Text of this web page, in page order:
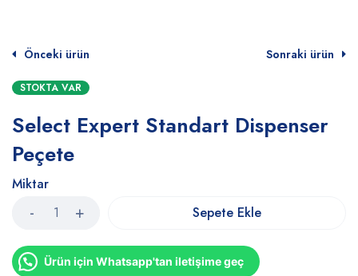
Önceki ürün Sonraki ürün
STOKTA VAR
Select Expert Standart Dispenser
Peçete
Miktar
Sepete Ekle
Ürün için Whatsapp'tan iletişime geç